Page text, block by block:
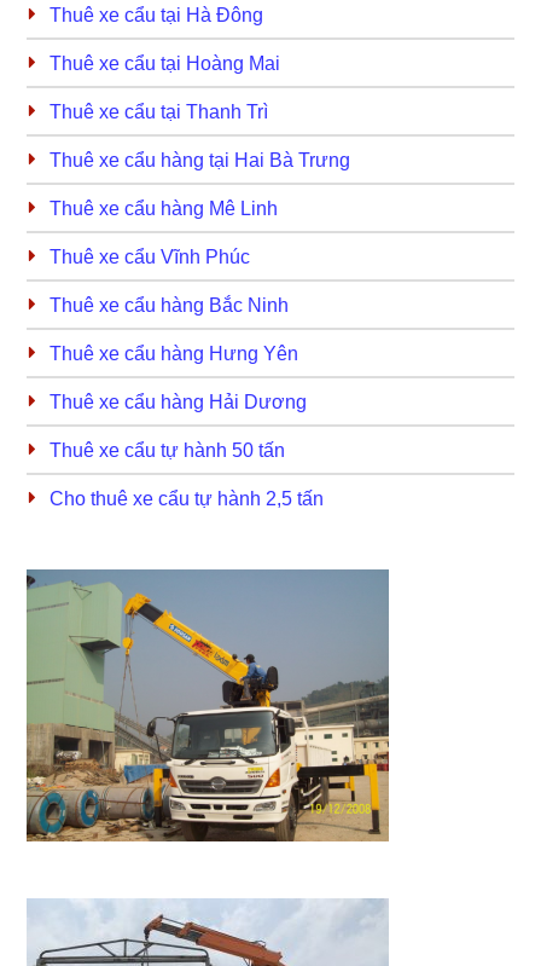
Thuê xe cẩu tại Hà Đông
Thuê xe cẩu tại Hoàng Mai
Thuê xe cẩu tại Thanh Trì
Thuê xe cẩu hàng tại Hai Bà Trưng
Thuê xe cẩu hàng Mê Linh
Thuê xe cẩu Vĩnh Phúc
Thuê xe cẩu hàng Bắc Ninh
Thuê xe cẩu hàng Hưng Yên
Thuê xe cẩu hàng Hải Dương
Thuê xe cẩu tự hành 50 tấn
Cho thuê xe cẩu tự hành 2,5 tấn